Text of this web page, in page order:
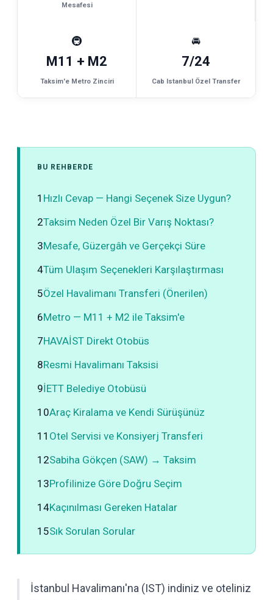
Mesafesi
🚇
M11 + M2
Taksim'e Metro Zinciri
🚘
7/24
Cab Istanbul Özel Transfer
BU REHBERDE
1 Hızlı Cevap — Hangi Seçenek Size Uygun?
2Taksim Neden Özel Bir Varış Noktası?
3Mesafe, Güzergâh ve Gerçekçi Süre
4Tüm Ulaşım Seçenekleri Karşılaştırması
5Özel Havalimanı Transferi (Önerilen)
6Metro — M11 + M2 ile Taksim'e
7HAVAİST Direkt Otobüs
8Resmi Havalimanı Taksisi
9İETT Belediye Otobüsü
10Araç Kiralama ve Kendi Sürüşünüz
11 Otel Servisi ve Konsiyerj Transferi
12Sabiha Gökçen (SAW) → Taksim
13Profilinize Göre Doğru Seçim
14Kaçınılması Gereken Hatalar
15Sık Sorulan Sorular
İstanbul Havalimanı'na (IST) indiniz ve oteliniz